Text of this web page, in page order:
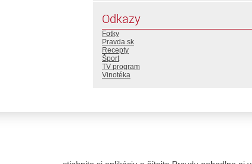
Odkazy
Fotky
Pravda.sk
Recepty
Šport
TV program
Vinotéka